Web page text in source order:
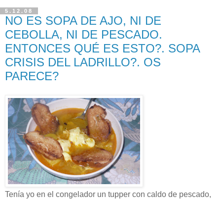
5.12.08
NO ES SOPA DE AJO, NI DE
CEBOLLA, NI DE PESCADO.
ENTONCES QUÉ ES ESTO?. SOPA
CRISIS DEL LADRILLO?. OS
PARECE?
Tenía yo en el congelador un tupper con caldo de pescado,